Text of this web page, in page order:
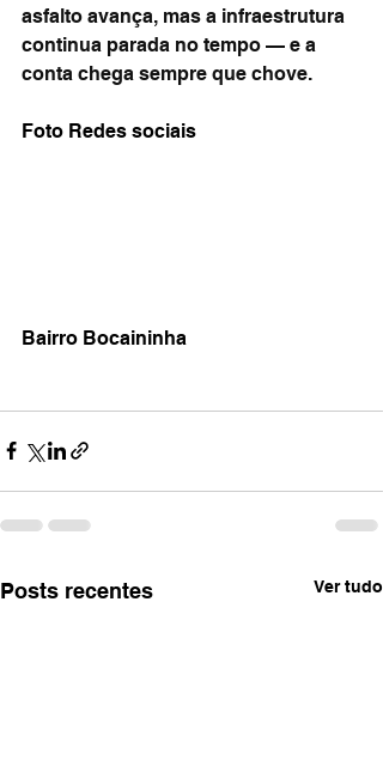
asfalto avança, mas a infraestrutura
continua parada no tempo — e a
conta chega sempre que chove.
Foto Redes sociais
Bairro Bocaininha
Posts recentes Ver tudo